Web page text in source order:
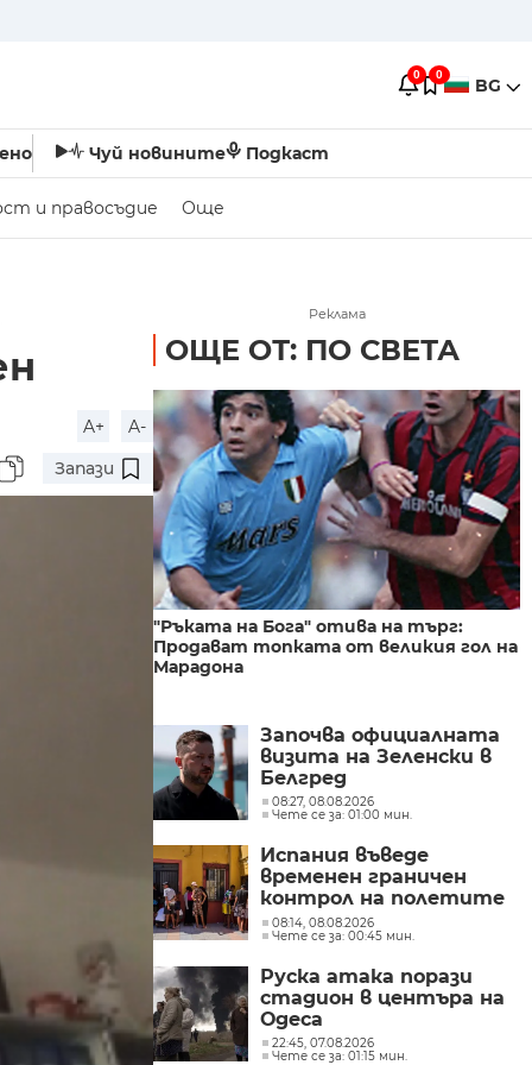
0 0 BG
Чуй новините Подкаст
и правосъдие Още
A+
A-
Запази
Реклама
ОЩЕ ОТ: ПО СВЕТА
"Ръката на Бога" отива на търг:
Продават топката от великия гол на
Марадона
Започва официалната
визита на Зеленски в
Белгред
08:27, 08.08.2026
Чете се за: 01:00 мин.
Испания въведе
временен граничен
контрол на полетите
и корабите
пристигащи от
08:14, 08.08.2026
Чете се за: 00:45 мин.
Руска атака порази
стадион в центъра на
Одеса
22:45, 07.08.2026
Чете се за: 01:15 мин.